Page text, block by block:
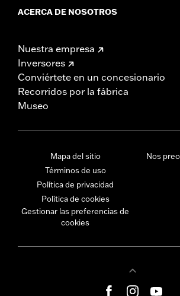
ACERCA DE NOSOTROS
Nuestra empresa
Inversores
Conviértete en un concesionario
Recorridos por la fábrica
Museo
Mapa del sitio
Términos de uso
Política de privacidad
Política de cookies
Gestionar las preferencias de
cookies
Nos